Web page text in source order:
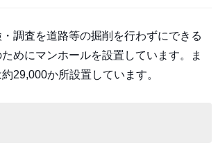
調査を道路等の掘削を行わずにできる
めにマンホールを設置しています。ま
29,000か所設置しています。